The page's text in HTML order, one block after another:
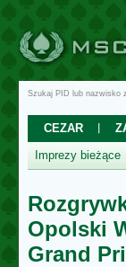
Szukaj PID lub nazwisko
CEZAR
Imprezy bieżące
Opolski
Grand